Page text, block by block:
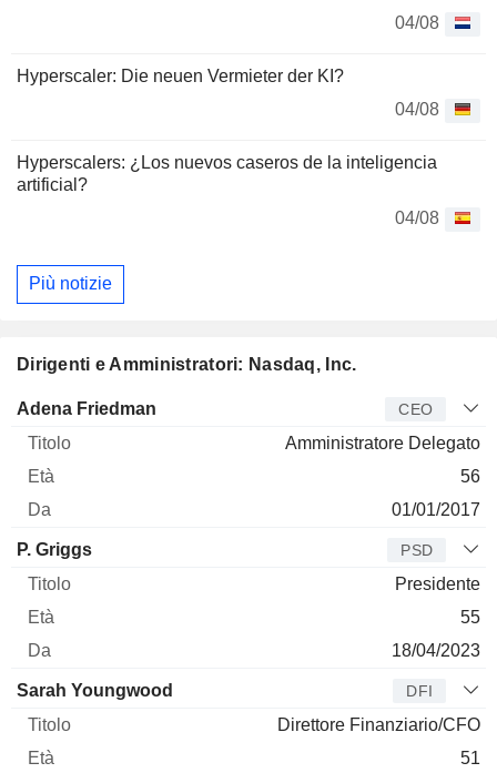
04/08
Hyperscaler: Die neuen Vermieter der KI?
04/08
Hyperscalers: ¿Los nuevos caseros de la inteligencia
artificial?
04/08
Più notizie
Dirigenti e Amministratori: Nasdaq, Inc.
Manager Titolo Età
Adena Friedman CEO
Amministratore Delegato
56
01/01/2017
P. Griggs PSD
Presidente
55
18/04/2023
Sarah Youngwood DFI
Direttore Finanziario/CFO
51